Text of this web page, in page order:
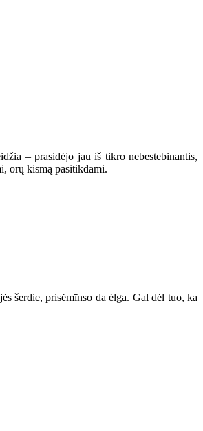
– prasidėjo jau iš tikro nebestebinantis,
orų kismą pasitikdami.
šerdie, prisėmīnso da ėlga. Gal dėl tuo, ka